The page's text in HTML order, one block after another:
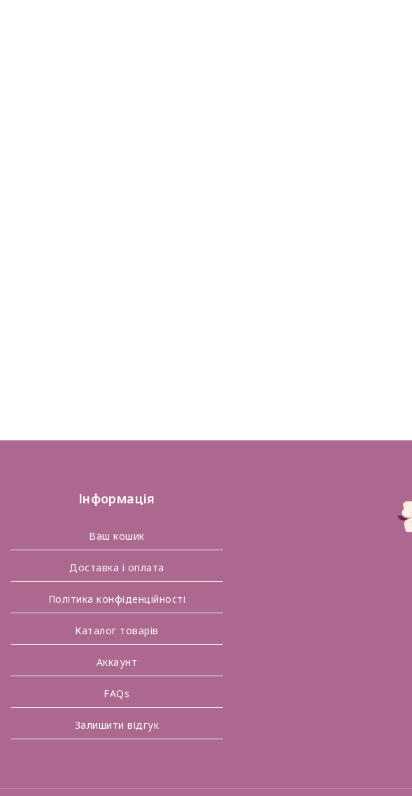
Інформація
Ваш кошик
Доставка і оплата
Політика конфіденційності
Каталог товарів
Аккаунт
FAQs
Залишити відгук